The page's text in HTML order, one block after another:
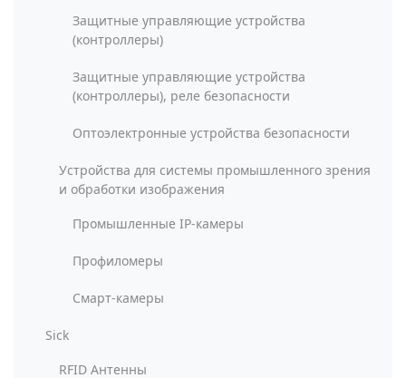
Защитные управляющие устройства
(контроллеры)
Защитные управляющие устройства
(контроллеры), реле безопасности
Оптоэлектронные устройства безопасности
Устройства для системы промышленного зрения
и обработки изображения
Промышленные IP-камеры
Профиломеры
Смарт-камеры
Sick
RFID Антенны